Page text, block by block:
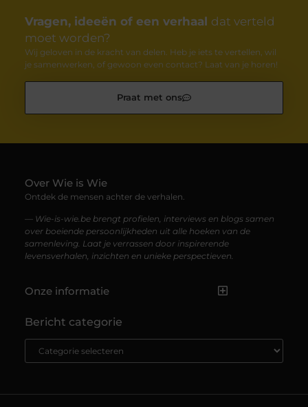
Vragen, ideeën of een verhaal dat verteld
moet worden?
Wij geloven in de kracht van delen. Heb je iets te vertellen, wil
je samenwerken, of gewoon even contact? Laat van je horen!
Praat met ons
Over Wie is Wie
Ontdek de mensen achter de verhalen.
— Wie-is-wie.be brengt profielen, interviews en blogs samen
over boeiende persoonlijkheden uit alle hoeken van de
samenleving. Laat je verrassen door inspirerende
levensverhalen, inzichten en unieke perspectieven.
Onze informatie
Bericht categorie